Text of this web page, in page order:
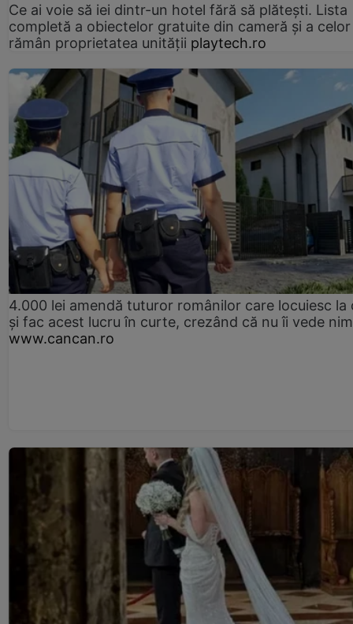
Ce ai voie să iei dintr-un hotel fără să plătești. Lista
completă a obiectelor gratuite din cameră și a
rămân proprietatea unității playtech.ro
4.000 lei amendă tuturor românilor care locuiesc la
și fac acest lucru în curte, crezând că nu îi vede
www.cancan.ro